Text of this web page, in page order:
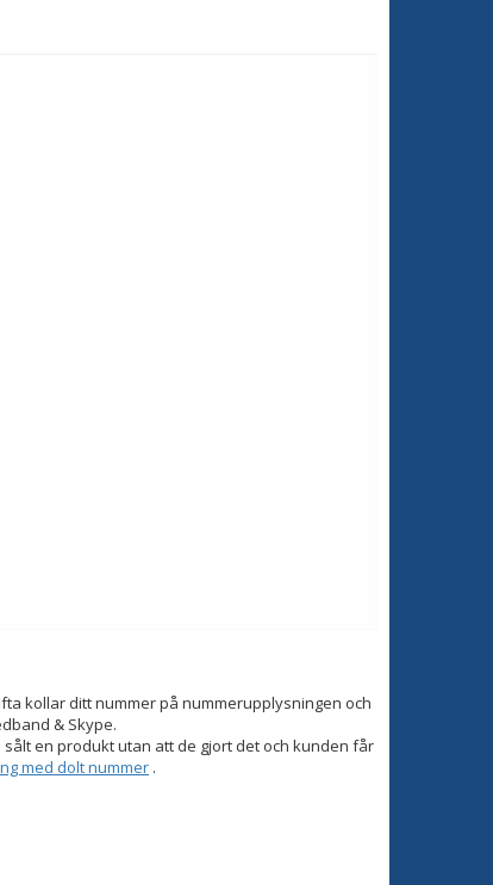
kollar ditt nummer på nummerupplysningen och
& Skype.
en produkt utan att de gjort det och kunden får
med dolt nummer .